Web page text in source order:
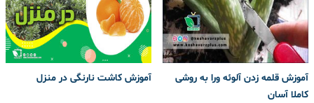
آموزش قلمه زدن آلوئه ورا به روشی
کاملا آسان
آموزش کاشت نارنگی در منزل